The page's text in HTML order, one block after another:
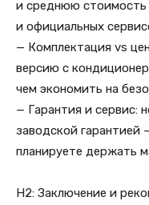
и среднюю стоимость
и официальных
— Комплектация vs
версию с
чем экономить на
— Гарантия и сервис:
заводской гарантией
планируете держать
H2: Заключение и